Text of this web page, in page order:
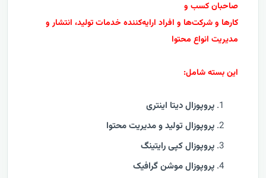
صاحبان کسب و
کارها و شرکت‌ها و افراد ارایه‌کننده خدمات تولید، انتشار و
مدیریت انواع محتوا
این بسته شامل:
پروپوزال دیتا اینتری
پروپوزال تولید و مدیریت محتوا
پروپوزال کپی رایتینگ
پروپوزال موشن گرافیک